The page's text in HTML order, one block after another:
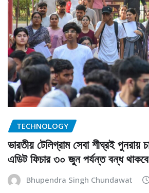
TECHNOLOGY
ভারতীয় টেলিগ্রাম সেবা শীঘ্রই পুনরায়
এডিট ফিচার ৩০ জুন পর্যন্ত বন্ধ থাকবে
Bhupendra Singh Chundawat